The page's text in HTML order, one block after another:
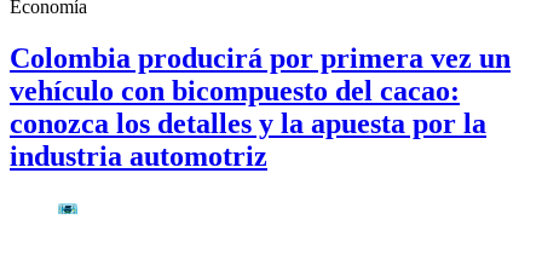
Economía
Colombia producirá por primera vez un
vehículo con bicompuesto del cacao:
conozca los detalles y la apuesta por la
industria automotriz